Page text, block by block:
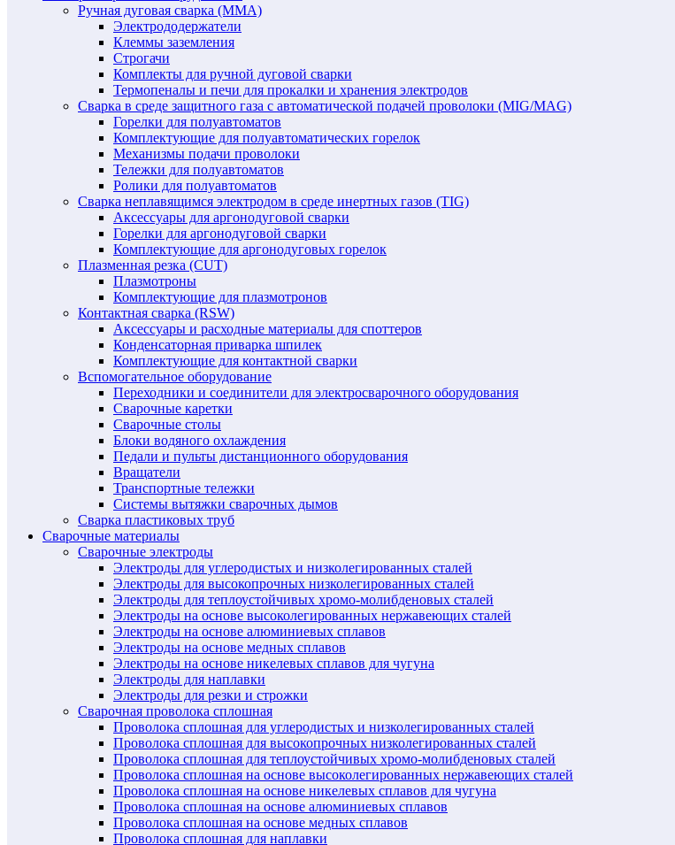
Ручная дуговая сварка (MMA)
Электрододержатели
Клеммы заземления
Строгачи
Комплекты для ручной дуговой сварки
Термопеналы и печи для прокалки и хранения электродов
Сварка в среде защитного газа с автоматической подачей проволоки (MIG/MAG)
Горелки для полуавтоматов
Комплектующие для полуавтоматических горелок
Механизмы подачи проволоки
Тележки для полуавтоматов
Ролики для полуавтоматов
Сварка неплавящимся электродом в среде инертных газов (TIG)
Аксессуары для аргонодуговой сварки
Горелки для аргонодуговой сварки
Комплектующие для аргонодуговых горелок
Плазменная резка (CUT)
Плазмотроны
Комплектующие для плазмотронов
Контактная сварка (RSW)
Аксессуары и расходные материалы для споттеров
Конденсаторная приварка шпилек
Комплектующие для контактной сварки
Вспомогательное оборудование
Переходники и соединители для электросварочного оборудования
Сварочные каретки
Сварочные столы
Блоки водяного охлаждения
Педали и пульты дистанционного оборудования
Вращатели
Транспортные тележки
Системы вытяжки сварочных дымов
Сварка пластиковых труб
Сварочные материалы
Сварочные электроды
Электроды для углеродистых и низколегированных сталей
Электроды для высокопрочных низколегированных сталей
Электроды для теплоустойчивых хромо-молибденовых сталей
Электроды на основе высоколегированных нержавеющих сталей
Электроды на основе алюминиевых сплавов
Электроды на основе медных сплавов
Электроды на основе никелевых сплавов для чугуна
Электроды для наплавки
Электроды для резки и строжки
Сварочная проволока сплошная
Проволока сплошная для углеродистых и низколегированных сталей
Проволока сплошная для высокопрочных низколегированных сталей
Проволока сплошная для теплоустойчивых хромо-молибденовых сталей
Проволока сплошная на основе высоколегированных нержавеющих сталей
Проволока сплошная на основе никелевых сплавов для чугуна
Проволока сплошная на основе алюминиевых сплавов
Проволока сплошная на основе медных сплавов
Проволока сплошная для наплавки